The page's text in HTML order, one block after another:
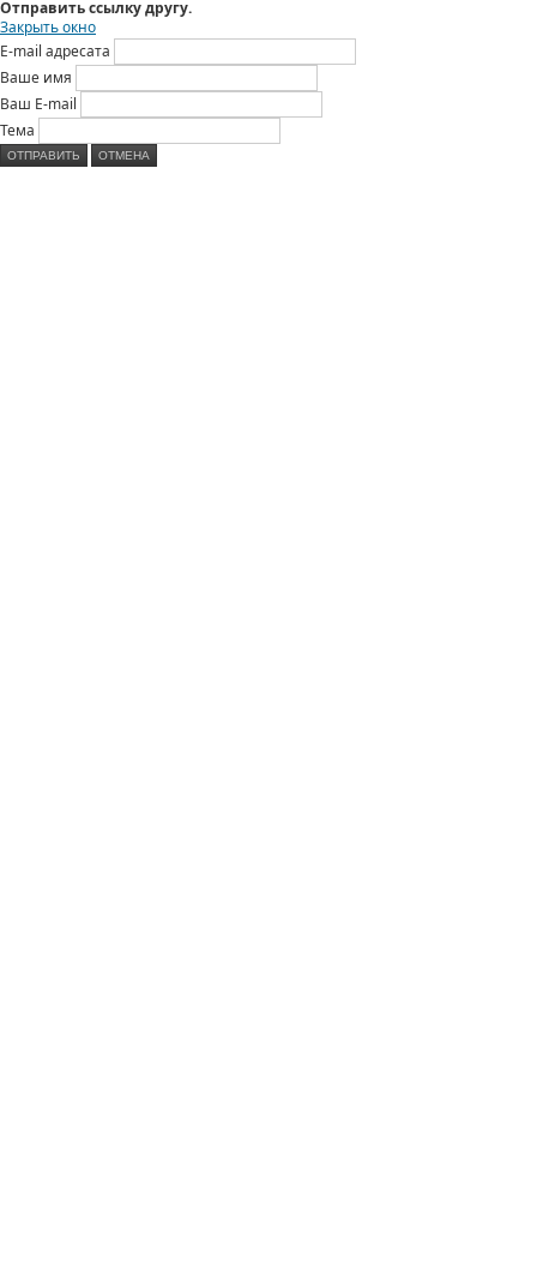
Отправить ссылку другу.
Закрыть окно
E-mail адресата
Ваше имя
Ваш E-mail
Тема
ОТПРАВИТЬ ОТМЕНА